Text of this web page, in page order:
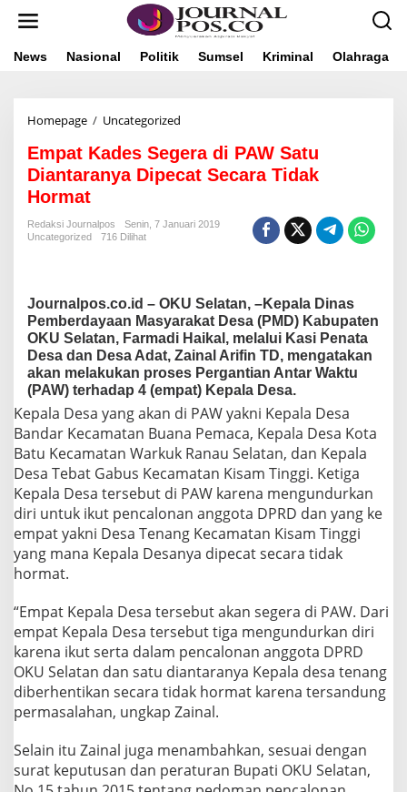
News Nasional Politik Sumsel Kriminal Olahraga
Homepage / Uncategorized
p
a
t
a
e
g
e
r
a
d
i
P
A
W
S
a
t
u
D
i
a
a
r
n
y
a
D
e
c
Empat Kades Segera di PAW Satu
Diantaranya Dipecat Secara Tidak
Hormat
Redaksi Journalpos
Senin, 7 Januari 2019
Uncategorized
716 Dilihat
Journalpos.co.id – OKU Selatan, –Kepala Dinas
Pemberdayaan Masyarakat Desa (PMD) Kabupaten
OKU Selatan, Farmadi Haikal, melalui Kasi Penata
Desa dan Desa Adat, Zainal Arifin TD, mengatakan
akan melakukan proses Pergantian Antar Waktu
(PAW) terhadap 4 (empat) Kepala Desa.
Kepala Desa yang akan di PAW yakni Kepala Desa
Bandar Kecamatan Buana Pemaca, Kepala Desa Kota
Batu Kecamatan Warkuk Ranau Selatan, dan Kepala
Desa Tebat Gabus Kecamatan Kisam Tinggi. Ketiga
Kepala Desa tersebut di PAW karena mengundurkan
diri untuk ikut pencalonan anggota DPRD dan yang ke
empat yakni Desa Tenang Kecamatan Kisam Tinggi
yang mana Kepala Desanya dipecat secara tidak
hormat.
“Empat Kepala Desa tersebut akan segera di PAW. Dari
empat Kepala Desa tersebut tiga mengundurkan diri
karena ikut serta dalam pencalonan anggota DPRD
OKU Selatan dan satu diantaranya Kepala desa tenang
diberhentikan secara tidak hormat karena tersandung
permasalahan, ungkap Zainal.
Selain itu Zainal juga menambahkan, sesuai dengan
surat keputusan dan peraturan Bupati OKU Selatan,